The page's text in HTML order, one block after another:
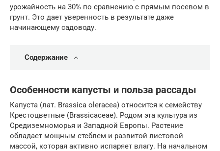
урожайность на 30% по сравнению с прямым посевом в
грунт. Это дает уверенность в результате даже
начинающему садоводу.
Содержание
Особенности капусты и польза рассады
Капуста (лат. Brassica oleracea) относится к семейству
Крестоцветные (Brassicaceae). Родом эта культура из
Средиземноморья и Западной Европы. Растение
обладает мощным стеблем и развитой листовой
массой, которая активно испаряет влагу. На начальном